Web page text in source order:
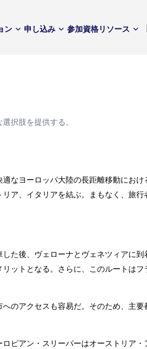
ン 申し込み 参加資格リソース
択肢を提供する。
なヨーロッパ大陸の長距離移動にお
ア、イタリアを結ぶ。まもなく、旅
た後、ヴェローナとヴェネツィアに
ットとなる。さらに、このルートは
のアクセスも容易だ。そのため、主
ピアン・スリーパーはオーストリア